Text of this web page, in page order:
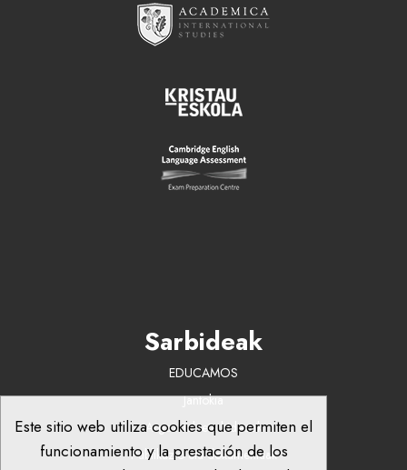
Sarbideak
EDUCAMOS
Jantokia
Argazkiak eta bideoak
Publikazio eta dokumentuak
Este sitio web utiliza cookies que permiten el
funcionamiento y la prestación de los